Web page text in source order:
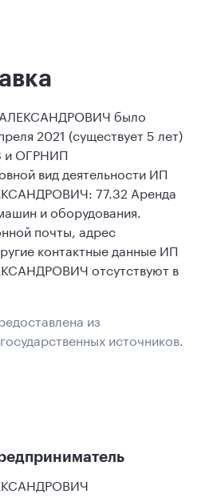
было
2021 (существует 5 лет)
и ОГРНИП
вид деятельности ИП
77.32 Аренда
и оборудования.
почты, адрес
контактные данные ИП
отсутствуют в
из
источников.